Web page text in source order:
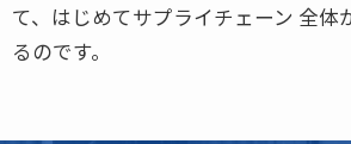
て、はじめてサプライチェーン 全体
るのです。